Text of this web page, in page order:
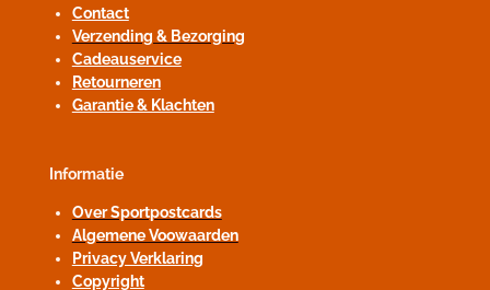
Contact
Verzending & Bezorging
Cadeauservice
Retourneren
Garantie & Klachten
Informatie
Over Sportpostcards
Algemene Voowaarden
Privacy Verklaring
Copyright